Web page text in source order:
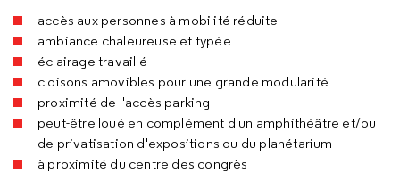
accès aux personnes à mobilité réduite
ambiance chaleureuse et typée
éclairage travaillé
cloisons amovibles pour une grande modularité
proximité de l'accès parking
peut-être loué en complément d'un amphithéâtre et/ou
de privatisation d'expositions ou du planétarium
à proximité du centre des congrès